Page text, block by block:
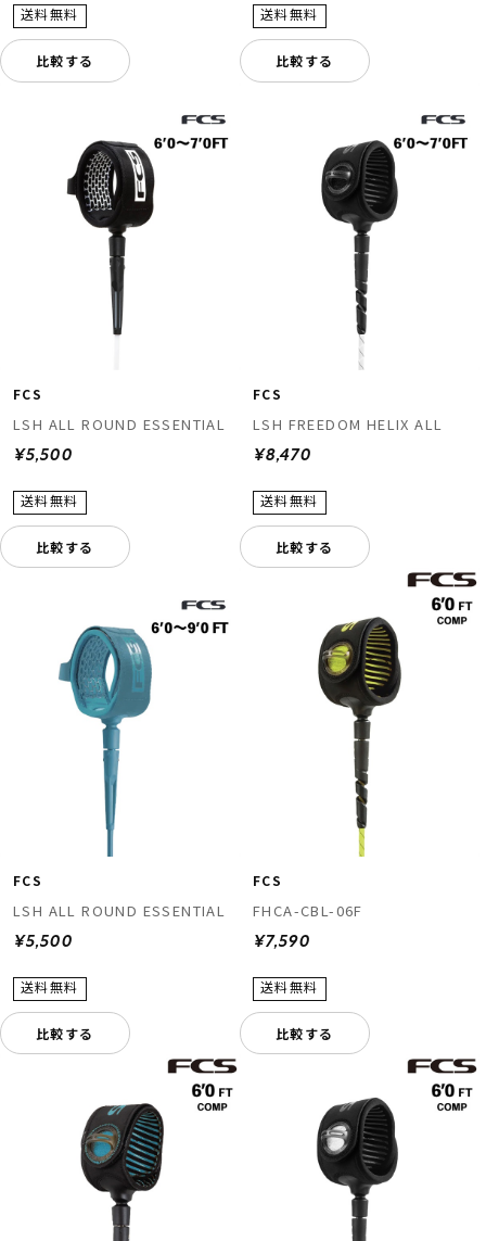
比較する 比較する
FCS
LSH ALL ROUND ESSENTIAL
¥5,500
比較する
FCS
LSH FREEDOM HELIX ALL
¥8,470
比較する
FCS
LSH ALL ROUND ESSENTIAL
¥5,500
比較する
FCS
FHCA-CBL-06F
¥7,590
比較する